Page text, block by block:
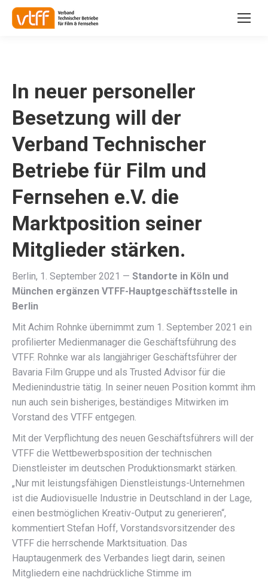
In neuer personeller
Besetzung will der
Verband Technischer
Betriebe für Film und
Fernsehen e.V. die
Marktposition seiner
Mitglieder stärken.
Berlin, 1. September 2021 — Standorte in Köln und
München ergänzen VTFF-Hauptgeschäftsstelle in
Berlin
Mit Achim Rohnke übernimmt zum 1. September 2021 ein
profilierter Medienmanager die Geschäftsführung des
VTFF. Rohnke war als langjähriger Geschäftsführer der
Bavaria Film Gruppe und als Trusted Advisor für die
Medienindustrie tätig. In seiner neuen Position kommt ihm
nun auch sein bisheriges, beständiges Mitwirken im
Vorstand des VTFF entgegen.
Mit der Verpflichtung des neuen Geschäftsführers will der
VTFF die Wettbewerbsposition der technischen
Dienstleister im deutschen Produktionsmarkt stärken.
„Nur mit leistungsfähigen Dienstleistungs-Unternehmen
ist die Audiovisuelle Industrie in Deutschland in der Lage,
einen bestmöglichen Kreativ-Output zu generieren“,
kommentiert Stefan Hoff, Vorstandsvorsitzender des
VTFF die herrschende Marktsituation. Das
Hauptaugenmerk des Verbandes liegt darin, seinen
Mitgliedern eine nachdrückliche Stimme im